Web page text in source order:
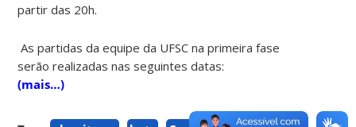
partir das 20h.
As partidas da equipe da UFSC na primeira fase
serão realizadas nas seguintes datas:
(mais…)